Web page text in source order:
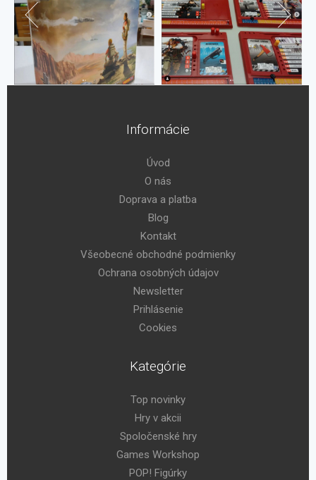
Informácie
Úvod
O nás
Doprava a platba
Blog
Kontakt
Všeobecné obchodné podmienky
Ochrana osobných údajov
Newsletter
Prihlásenie
Cookies
Kategórie
Top novinky
Hry v akcii
Spoločenské hry
Games Workshop
POP! Figúrky